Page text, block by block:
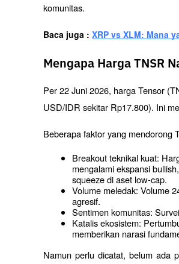
komunitas.
Baca juga : XRP vs XLM: Mana
Mengapa Harga TNSR
Per 22 Juni 2026, harga Tensor
USD/IDR sekitar Rp17.800). Ini
Beberapa faktor yang mendorong
Breakout teknikal kuat:
mengalami ekspansi
squeeze di aset low-cap.
Volume meledak: Volume
agresif.
Sentimen komunitas:
Katalis ekosistem:
memberikan narasi
Namun perlu dicatat, belum ada